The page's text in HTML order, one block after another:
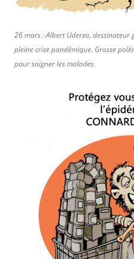
26 mars : Albert Uderzo, dessinateur
pleine crise pandémique. Grosse
pour soigner les malades.